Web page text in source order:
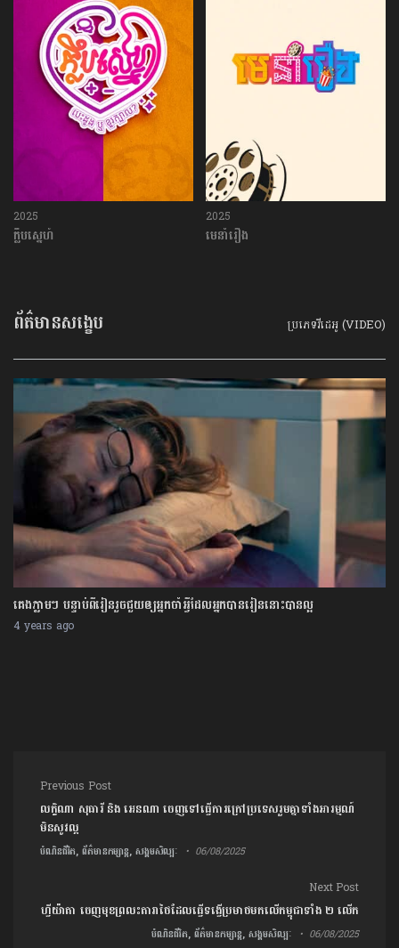
2025
ក្លឹបស្នេហ៍
2025
មេនាំរឿង
ព័ត៌មានសង្ខេប ប្រភេទវីដេអូ (VIDEO)
គេងភ្លាមៗ បន្ទាប់ពីរៀនរួចជួយឲ្យអ្នកចាំអ្វីដែលអ្នកបានរៀននោះបានល្អ
4 years ago
Post navigation
Previous Post
លក្ខិណា សុធារី និង អេនណា ចេញទៅធ្វើការក្រៅប្រទេសរួមគ្នាទាំងអារម្មណ៍
មិនសូវល្អ
បំណិនជីវិត, ព័ត៌មានកម្សាន្ត, សង្គមសិល្បៈ 06/08/2025
Next Post
ហ្វីយ៉ាតា ចេញមុខព្រលះតារាថៃដែលធ្វើទង្វើប្រមាថមកលើកម្ពុជាទាំង ២ លើក
បំណិនជីវិត, ព័ត៌មានកម្សាន្ត, សង្គមសិល្បៈ 06/08/2025